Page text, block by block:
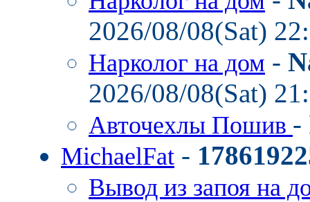
2026/08/08(Sat)
Нарколог на дом -
2026/08/08(Sat)
Авточехлы Пошив -
MichaelFat -
Вывод из запоя на